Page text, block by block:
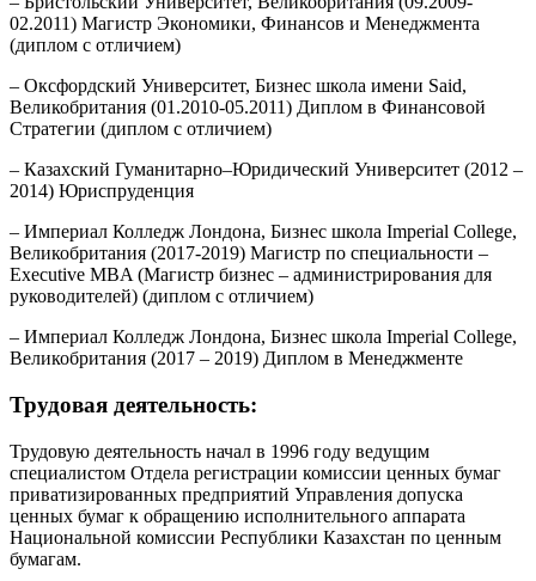
02.2011) Магистр Экономики, Финансов и Менеджмента
(диплом с отличием)
– Оксфордский Университет, Бизнес школа имени Said,
Великобритания (01.2010-05.2011) Диплом в Финансовой
Стратегии (диплом с отличием)
– Казахский Гуманитарно–Юридический Университет (2012 –
2014) Юриспруденция
– Империал Колледж Лондона, Бизнес школа Imperial College,
Великобритания (2017-2019) Магистр по специальности –
Executive MBA (Магистр бизнес – администрирования для
руководителей) (диплом с отличием)
– Империал Колледж Лондона, Бизнес школа Imperial College,
Великобритания (2017 – 2019) Диплом в Менеджменте
Трудовая деятельность:
Трудовую деятельность начал в 1996 году ведущим
специалистом Отдела регистрации комиссии ценных бумаг
приватизированных предприятий Управления допуска
ценных бумаг к обращению исполнительного аппарата
Национальной комиссии Республики Казахстан по ценным
бумагам.